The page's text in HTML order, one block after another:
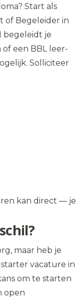
Start als
of Begeleider in
begeleidt je
een BBL leer-
Solliciteer
kan direct — je
maar heb je
vacature in
om te starten
open